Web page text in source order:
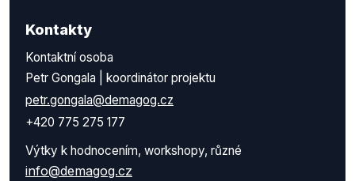
Kontakty
Kontaktní osoba
Petr Gongala | koordinátor projektu
petr.gongala@demagog.cz
+420 775 275 177
Výtky k hodnocením, workshopy, různé
info@demagog.cz